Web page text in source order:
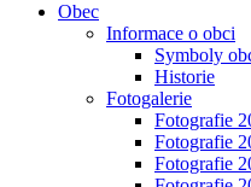
Obec
Informace o obci
Symboly
Historie
Fotogalerie
Fotografie
Fotografie
Fotografie